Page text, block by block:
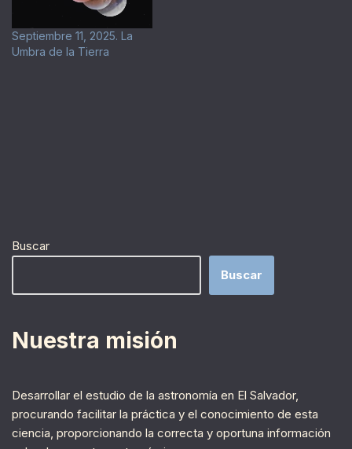
Septiembre 11, 2025. La
Umbra de la Tierra
Buscar
Buscar
Nuestra misión
Desarrollar el estudio de la astronomía en El Salvador,
procurando facilitar la práctica y el conocimiento de esta
ciencia, proporcionando la correcta y oportuna información